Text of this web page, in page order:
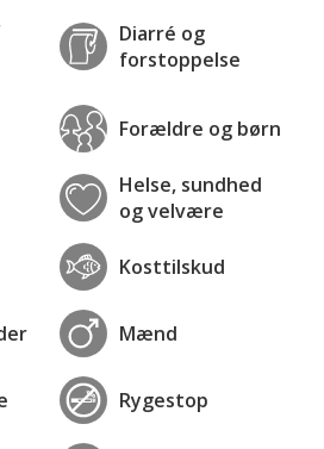
Diarré og
forstoppelse
Forældre og børn
Helse, sundhed
og velvære
Kosttilskud
Mænd
Rygestop